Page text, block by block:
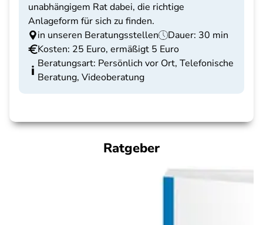
unabhängigem Rat dabei, die richtige
Anlageform für sich zu finden.
in unseren Beratungsstellen
Dauer: 30 min
Kosten: 25 Euro, ermäßigt 5 Euro
Beratungsart: Persönlich vor Ort, Telefonische
Beratung, Videoberatung
Ratgeber